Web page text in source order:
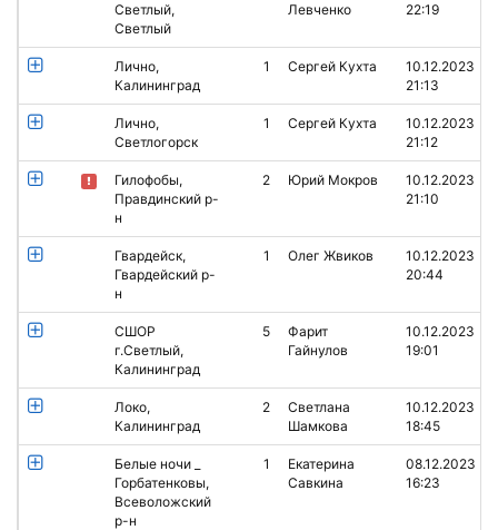
Светлый,
Светлый
Левченко
22:19
Лично,
Калининград
1 Сергей Кухта
10.12.2023
21:13
Лично,
Светлогорск
1 Сергей Кухта
10.12.2023
21:12
Гилофобы,
Правдинский р-
н
2 Юрий Мокров
10.12.2023
21:10
Гвардейск,
Гвардейский р-
н
1 Олег Жвиков
10.12.2023
20:44
СШОР
г.Светлый,
Калининград
5
Фарит
Гайнулов
10.12.2023
19:01
Локо,
Калининград
2
Светлана
Шамкова
10.12.2023
18:45
Белые ночи _
Горбатенковы,
Всеволожский
р-н
1
Екатерина
Савкина
08.12.2023
16:23